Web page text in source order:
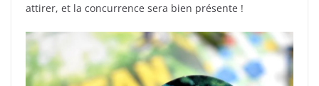
attirer, et la concurrence sera bien présente !